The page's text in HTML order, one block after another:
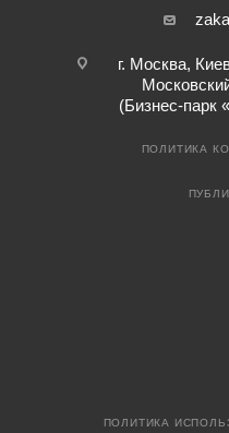
г. Москва,
(Бизнес-парк
ПОЛИТИКА
ПОЛИТИКА